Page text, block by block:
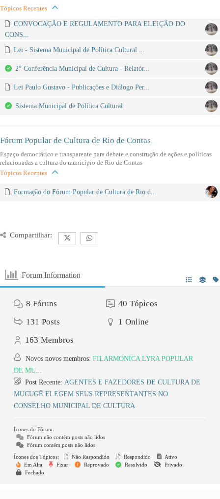
Tópicos Recentes
CONVOCAÇÃO E REGULAMENTO PARA ELEIÇÃO DO
CONS...
Lei - Sistema Municipal de Política Cultural ...
2° Conferência Municipal de Cultura - Relatór...
Lei Paulo Gustavo - Publicações e Diálogo Per...
Sistema Municipal de Política Cultural
Fórum Popular de Cultura de Rio de Contas
Espaço democrático e transparente para debate e construção de ações e políticas
relacionadas a cultura do município de Rio de Contas
Tópicos Recentes
Formação do Fórum Popular de Cultura de Rio d...
Compartilhar:
Forum Information
8 Fóruns 40 Tópicos
131 Posts 1 Online
163 Membros
Novos novos membros: FILARMONICA LYRA POPULAR
DE MU...
Post Recente: AGENTES E FAZEDORES DE CULTURA DE
MUCUGÊ ELEGEM SEUS REPRESENTANTES NO
CONSELHO MUNICIPAL DE CULTURA
Ícones do Fórum:
Fórum não contém posts não lidos
Fórum contém posts não lidos
Ícones dos Tópicos:
Não Respondido Respondido
Ativo
Em Alta
Fixar Reprovado Resolvido
Privado
Fechado